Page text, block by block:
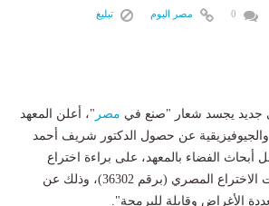
مصر اليوم تبليغ
جديد يجسد شعار "صنع في مصر "، أعلن المعهد
والجيوفيزيقية عن حصول الدكتور شريف أحمد
أبحاث الفضاء بالمعهد، على براءة اختراع
رسمية من مكتب براءات الاختراع المصري (برقم 36302)، وذلك عن
الأغراض وقابلة للبرمجة".